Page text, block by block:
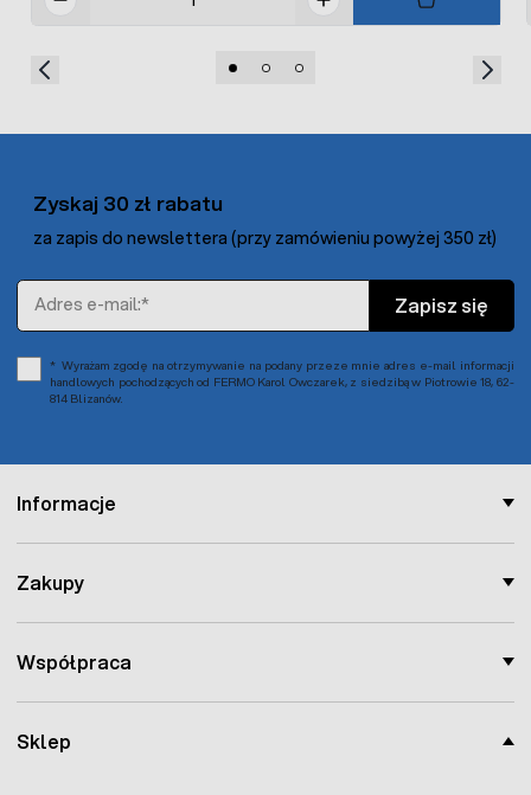
Sklep
Informacje
Zakupy
Współpraca
Zyskaj 30 zł rabatu
za zapis do newslettera (przy zamówieniu powyżej 350 zł)
Adres e-mail
Zapisz się
Wyrażam zgodę na otrzymywanie na podany przeze mnie adres e-mail informacji
handlowych pochodzących od FERMO Karol Owczarek, z siedzibą w Piotrowie 18, 62-
814 Blizanów.